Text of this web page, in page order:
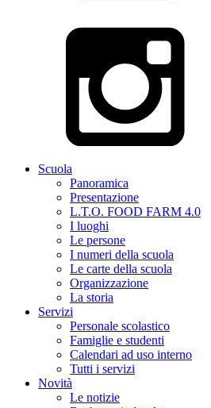
Scuola
Panoramica
Presentazione
L.T.O. FOOD FARM 4.0
I luoghi
Le persone
I numeri della scuola
Le carte della scuola
Organizzazione
La storia
Servizi
Personale scolastico
Famiglie e studenti
Calendari ad uso interno
Tutti i servizi
Novità
Le notizie